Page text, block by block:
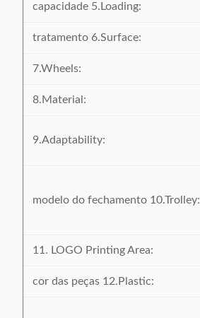
capacidade 5.Loading:
tratamento 6.Surface:
7.Wheels:
8.Material:
9.Adaptability:
modelo do fechamento 10.Trolley:
11. LOGO Printing Area:
cor das peças 12.Plastic: